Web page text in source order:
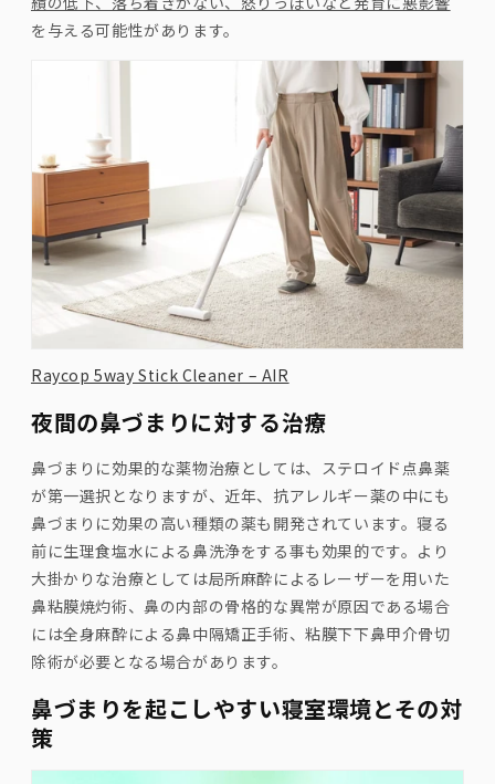
を与える可能性があります。
Raycop 5way Stick Cleaner – AIR
夜間の鼻づまりに対する治療
鼻づまりに効果的な薬物治療としては、ステロイド点鼻薬
が第一選択となりますが、近年、抗アレルギー薬の中にも
鼻づまりに効果の高い種類の薬も開発されています。寝る
前に生理食塩水による鼻洗浄をする事も効果的です。より
大掛かりな治療としては局所麻酔によるレーザーを用いた
鼻粘膜焼灼術、鼻の内部の骨格的な異常が原因である場合
には全身麻酔による鼻中隔矯正手術、粘膜下下鼻甲介骨切
除術が必要となる場合があります。
鼻づまりを起こしやすい寝室環境とその対
策